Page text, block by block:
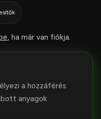
, ha már van fiókja.
a hozzáférés
anyagok